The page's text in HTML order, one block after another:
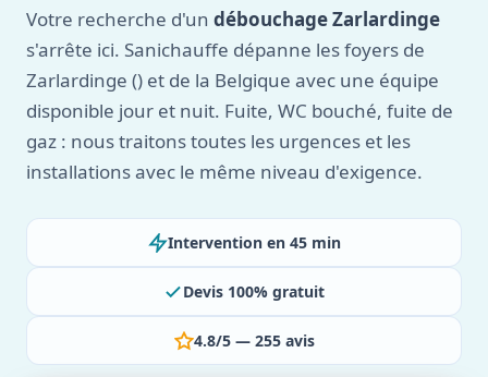
Votre recherche d'un débouchage Zarlardinge
s'arrête ici. Sanichauffe dépanne les foyers de
Zarlardinge () et de la Belgique avec une équipe
disponible jour et nuit. Fuite, WC bouché, fuite de
gaz : nous traitons toutes les urgences et les
installations avec le même niveau d'exigence.
Intervention en 45 min
Devis 100% gratuit
4.8/5 — 255 avis